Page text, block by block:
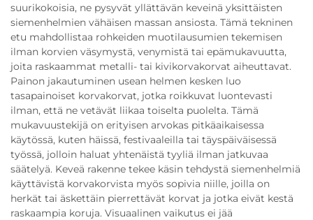
suurikokoisia, ne pysyvät yllättävän keveinä yksittäisten
siemenhelmien vähäisen massan ansiosta. Tämä tekninen
etu mahdollistaa rohkeiden muotilausumien tekemisen
ilman korvien väsymystä, venymistä tai epämukavuutta,
joita raskaammat metalli- tai kivikorvakorvat aiheuttavat.
Painon jakautuminen usean helmen kesken luo
tasapainoiset korvakorvat, jotka roikkuvat luontevasti
ilman, että ne vetävät liikaa toiselta puolelta. Tämä
mukavuustekijä on erityisen arvokas pitkäaikaisessa
käytössä, kuten häissä, festivaaleilla tai täyspäiväisessä
työssä, jolloin haluat yhtenäistä tyyliä ilman jatkuvaa
säätelyä. Keveä rakenne tekee käsin tehdystä siemenhelmiä
käyttävistä korvakorvista myös sopivia niille, joilla on
herkät tai äskettäin pierrettävät korvat ja jotka eivät kestä
raskaampia koruja. Visuaalinen vaikutus ei jää